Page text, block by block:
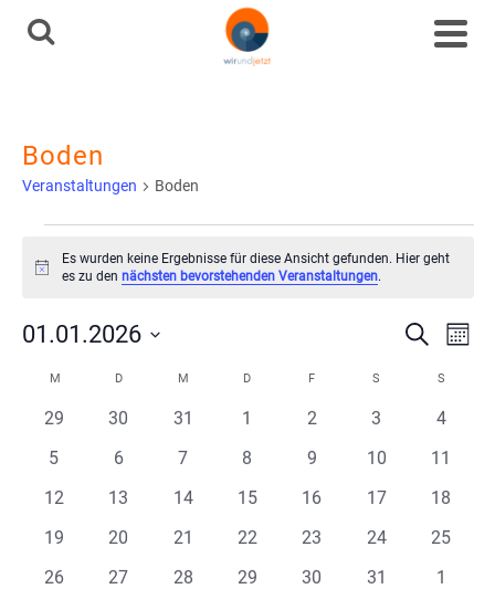
Boden
Veranstaltungen Boden
Veranstaltungen
Hinweis
Es wurden keine Ergebnisse für diese Ansicht gefunden. Hier geht
es zu den nächsten bevorstehenden Veranstaltungen.
und
Suche
Monat
01.01.2026
Kalender
von
Veranstaltungen
M DDIENSTAGM MITTWOCH
D DONNERSTAG
F S SAMSTAGS
0
29
0
30
0
31
0
1
0
2
0
3
0
4
0
5
0
6
0
7
0
8
0
9
0
10
0
11
0
12
0
13
0
14
0
15
0
16
0
17
0
18
0
19
0
20
0
21
0
22
0
23
0
24
0
25
0
26
0
27
0
28
0
29
0
30
0
31
0
1